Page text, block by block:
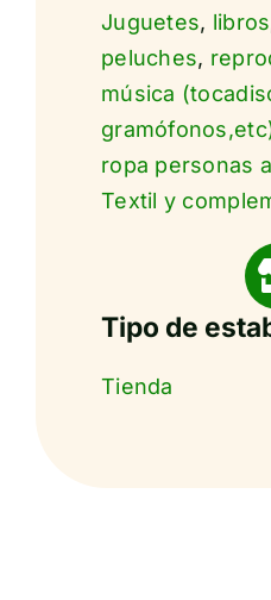
Juguetes, libros
peluches,
música
ropa personas
Textil y
Tipo de
Tienda